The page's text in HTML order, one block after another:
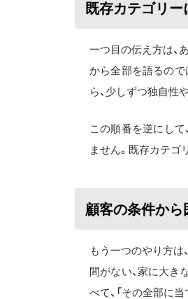
既存カテゴリ
一つ目の伝え方は、
から全部を語るので
ら、少しずつ独自性
この順番を逆にして
ません。既存カテゴ
顧客の条件から
もう一つのやり方は
間がない、家に大き
べて、「その全部に